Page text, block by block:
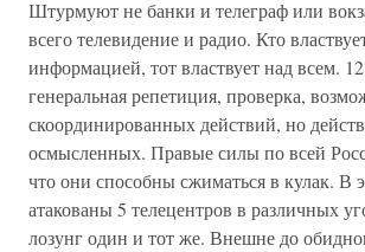
Штурмуют не банки и телеграф или
всего телевидение и радио. Кто
информацией, тот властвует над всем.
генеральная репетиция, проверка,
скоординированных действий, но
осмысленных. Правые силы по всей
что они способны сжиматься в кулак. В
атакованы 5 телецентров в различных
лозунг один и тот же. Внешне до